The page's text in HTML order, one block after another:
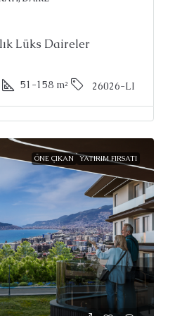
Lüks Daireler
51-158 m² 26026-LI
ÖNE ÇIKAN YATIRIM FIRSATI